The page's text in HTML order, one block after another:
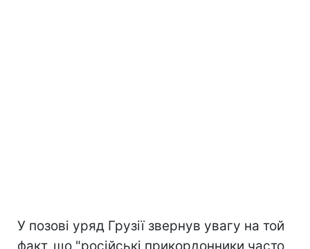
У позові уряд Грузії звернув увагу на той
факт, що "російські прикордонники часто